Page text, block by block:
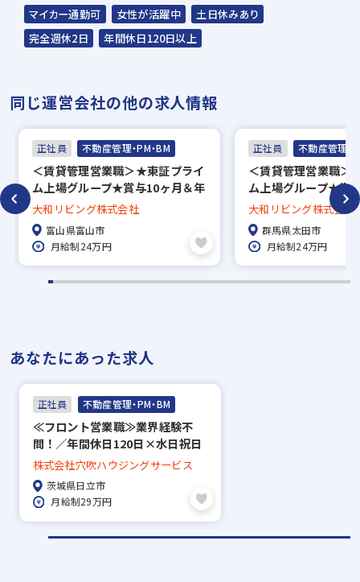
※入社時期は相談に応じます。
マイカー通勤可
女性が活躍中
土日休みあり
完全週休2日
年間休日120日以上
同じ運営会社の他の求人情報
正社員 不動産管理・PM・BM
＜賃貸管理営業職＞★東証プライ
ム上場グループ★賞与10ヶ月＆年
間休日123日＆フレックスタイム
制〔富山市〕
大和リビング株式会社
富山県富山市
月給制24万円
正社員 不動産管理・
＜賃貸管理営業職＞
ム上場グループ★賞
間休日123日＆フレ
制〔太田市〕
大和リビング株式会社
群馬県太田市
月給制24万円
あなたにあった求人
正社員 不動産管理・PM・BM
≪フロント営業職≫業界経験不
問！／年間休日120日×水日祝日
休み／フレックスタイム制／働き
やすい環境あり
株式会社穴吹ハウジングサービス
茨城県日立市
月給制29万円